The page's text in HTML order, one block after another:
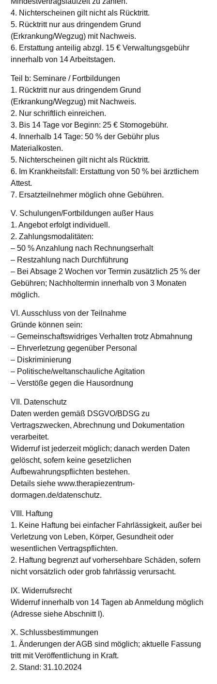
4. Nichterscheinen gilt nicht als Rücktritt.
5. Rücktritt nur aus dringendem Grund
(Erkrankung/Wegzug) mit Nachweis.
6. Erstattung anteilig abzgl. 15 € Verwaltungsgebühr
innerhalb von 14 Arbeitstagen.
Teil b: Seminare / Fortbildungen
1. Rücktritt nur aus dringendem Grund
(Erkrankung/Wegzug) mit Nachweis.
2. Nur schriftlich einreichen.
3. Bis 14 Tage vor Beginn: 25 € Stornogebühr.
4. Innerhalb 14 Tage: 50 % der Gebühr plus
Materialkosten.
5. Nichterscheinen gilt nicht als Rücktritt.
6. Im Krankheitsfall: Erstattung von 50 % bei ärztlichem
Attest.
7. Ersatzteilnehmer möglich ohne Gebühren.
V. Schulungen/Fortbildungen außer Haus
1. Angebot erfolgt individuell.
2. Zahlungsmodalitäten:
– 50 % Anzahlung nach Rechnungserhalt
– Restzahlung nach Durchführung
– Bei Absage 2 Wochen vor Termin zusätzlich 25 % der
Gebühren; Nachholtermin innerhalb von 3 Monaten
möglich.
VI. Ausschluss von der Teilnahme
Gründe können sein:
– Gemeinschaftswidriges Verhalten trotz Abmahnung
– Ehrverletzung gegenüber Personal
– Diskriminierung
– Politische/weltanschauliche Agitation
– Verstöße gegen die Hausordnung
VII. Datenschutz
Daten werden gemäß DSGVO/BDSG zu
Vertragszwecken, Abrechnung und Dokumentation
verarbeitet.
Widerruf ist jederzeit möglich; danach werden Daten
gelöscht, sofern keine gesetzlichen
Aufbewahrungspflichten bestehen.
Details siehe www.therapiezentrum-
dormagen.de/datenschutz.
VIII. Haftung
1. Keine Haftung bei einfacher Fahrlässigkeit, außer bei
Verletzung von Leben, Körper, Gesundheit oder
wesentlichen Vertragspflichten.
2. Haftung begrenzt auf vorhersehbare Schäden, sofern
nicht vorsätzlich oder grob fahrlässig verursacht.
IX. Widerrufsrecht
Widerruf innerhalb von 14 Tagen ab Anmeldung möglich
(Adresse siehe Abschnitt I).
X. Schlussbestimmungen
1. Änderungen der AGB sind möglich; aktuelle Fassung
tritt mit Veröffentlichung in Kraft.
2. Stand: 31.10.2024